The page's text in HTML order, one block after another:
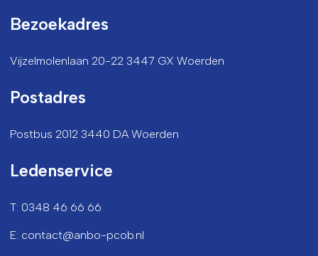
Bezoekadres
Vijzelmolenlaan 20-22 3447 GX Woerden
Postadres
Postbus 2012 3440 DA Woerden
Ledenservice
T: 0348 46 66 66
E: contact@anbo-pcob.nl